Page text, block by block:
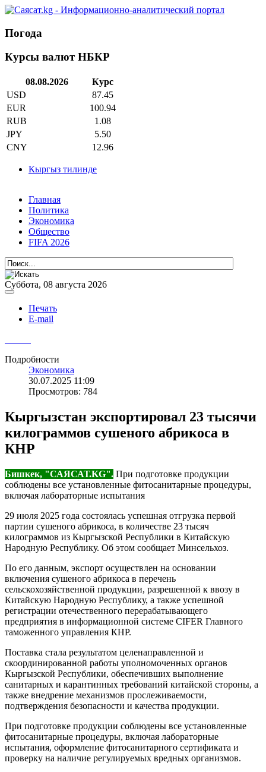
Погода
Курсы валют НБКР
08.08.2026
Курс
USD
87.45
EUR
100.94
RUB
1.08
JPY
5.50
CNY
12.96
Кыргыз тилинде
Главная
Политика
Экономика
Общество
FIFA 2026
Суббота, 08 августа 2026
Печать
E-mail
Подробности
Экономика
30.07.2025 11:09
Просмотров: 784
Кыргызстан экспортировал 23 тысячи
килограммов сушеного абрикоса в
КНР
Бишкек, "САЯСАТ.KG". При подготовке продукции
соблюдены все установленные фитосанитарные процедуры,
включая лабораторные испытания
29 июля 2025 года состоялась успешная отгрузка первой
партии сушеного абрикоса, в количестве 23 тысяч
килограммов из Кыргызской Республики в Китайскую
Народную Республику. Об этом сообщает Минсельхоз.
По его данным, экспорт осуществлен на основании
включения сушеного абрикоса в перечень
сельскохозяйственной продукции, разрешенной к ввозу в
Китайскую Народную Республику, а также успешной
регистрации отечественного перерабатывающего
предприятия в информационной системе CIFER Главного
таможенного управления КНР.
Поставка стала результатом целенаправленной и
скоординированной работы уполномоченных органов
Кыргызской Республики, обеспечивших выполнение
санитарных и карантинных требований китайской стороны, а
также внедрение механизмов прослеживаемости,
подтверждения безопасности и качества продукции.
При подготовке продукции соблюдены все установленные
фитосанитарные процедуры, включая лабораторные
испытания, оформление фитосанитарного сертификата и
проверку на наличие регулируемых вредных организмов.